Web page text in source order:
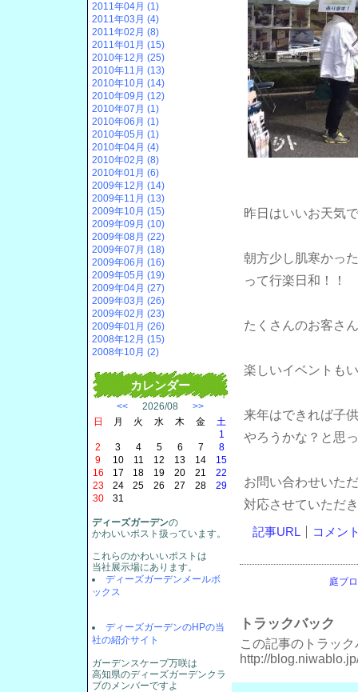
昨日はいいお天気
朝方少し肌寒かっ
って行楽日和！！
たくさんのお客さ
楽しいイベントも
来年はできれば子
やろうかな？と思
お問い合わせいた
対応させていただ
記事URL コメン
庭ブ
トラックバック
この記事のトラッ
http://
2011年04月 (1)
2011年03月 (4)
2011年02月 (8)
2011年01月 (15)
2010年12月 (25)
2010年11月 (13)
2010年10月 (14)
2010年09月 (12)
2010年07月 (1)
2010年06月 (1)
2010年05月 (1)
2010年04月 (4)
2010年02月 (8)
2010年01月 (6)
2009年12月 (14)
2009年11月 (13)
2009年10月 (15)
2009年09月 (10)
2009年08月 (22)
2009年07月 (18)
2009年06月 (16)
2009年05月 (19)
2009年04月 (27)
2009年03月 (26)
2009年02月 (23)
2009年01月 (26)
2008年12月 (15)
2008年10月 (2)
カレンダー
<<2026/08 >>
日
月 火 水 木 金
土
1
2
3 4 5 6 7
8
9
10 11 12 13 14
15
16
17 18 19 20 21
22
23
24 25 26 27 28
29
30
31
ディーズガーデンの
かわいいポスト扱っています。
これらのかわいいポストは
当社展示場にあります。
ディーズガーデンメールボ
ックス
ディーズガーデンのHPの当
社の紹介サイト
ガーデンスケープ万咲は
高知県のディーズガーデンクラ
ブのメンバーですよ